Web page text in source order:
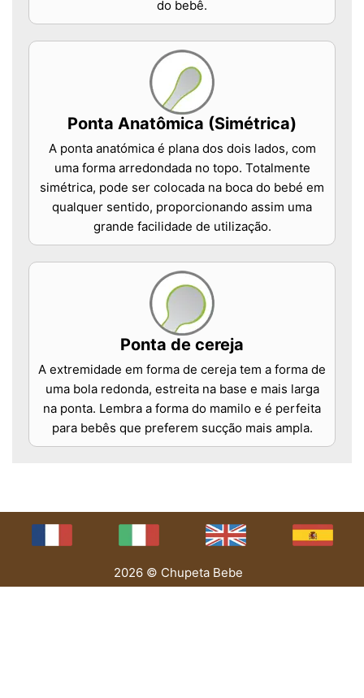
do bebê.
Ponta Anatômica (Simétrica)
A ponta anatómica é plana dos dois lados, com
uma forma arredondada no topo. Totalmente
simétrica, pode ser colocada na boca do bebé em
qualquer sentido, proporcionando assim uma
grande facilidade de utilização.
Ponta de cereja
A extremidade em forma de cereja tem a forma de
uma bola redonda, estreita na base e mais larga
na ponta. Lembra a forma do mamilo e é perfeita
para bebês que preferem sucção mais ampla.
2026 © Chupeta Bebe